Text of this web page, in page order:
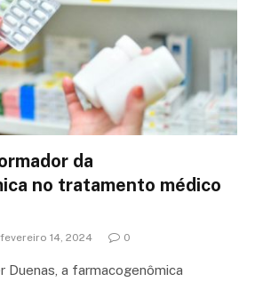
da
no tratamento médico
fevereiro 14, 2024 0
Duenas, a farmacogenômica